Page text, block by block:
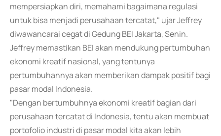
mempersiapkan diri, memahami bagaimana regulasi
untuk bisa menjadi perusahaan tercatat," ujar Jeffrey
diwawancarai cegat di Gedung BEI Jakarta, Senin.
Jeffrey memastikan BEI akan mendukung pertumbuhan
ekonomi kreatif nasional, yang tentunya
pertumbuhannya akan memberikan dampak positif bagi
pasar modal Indonesia.
"Dengan bertumbuhnya ekonomi kreatif bagian dari
perusahaan tercatat di Indonesia, tentu akan membuat
portofolio industri di pasar modal kita akan lebih